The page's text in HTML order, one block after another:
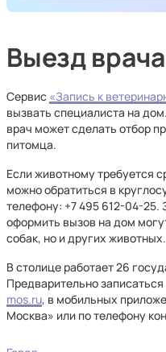
Выезд
Сервис «Запись к
вызвать специалиста на
врач может сделать отбор
питомца.
Если животному требуется
можно обратиться в
телефону: +7 495 612-04-25.
оформить вызов на дом
собак, но и других животных.
В столице работает 26
Предварительно
mos.ru, в мобильных
Москва» или по телефону